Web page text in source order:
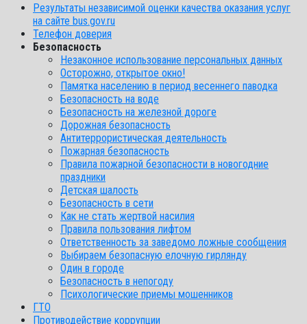
Результаты независимой оценки качества оказания услуг
на сайте bus.gov.ru
Телефон доверия
Безопасность
Незаконное использование персональных данных
Осторожно, открытое окно!
Памятка населению в период весеннего паводка
Безопасность на воде
Безопасность на железной дороге
Дорожная безопасность
Антитеррористическая деятельность
Пожарная безопасность
Правила пожарной безопасности в новогодние
праздники
Детская шалость
Безопасность в сети
Как не стать жертвой насилия
Правила пользования лифтом
Ответственность за заведомо ложные сообщения
Выбираем безопасную елочную гирлянду
Один в городе
Безопасность в непогоду
Психологические приемы мошенников
ГТО
Противодействие коррупции